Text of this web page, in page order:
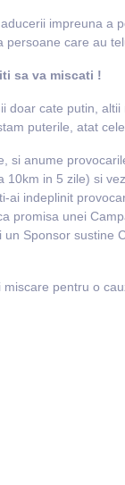
impreuna a
care au
sa va miscati !
doar cate putin,
puterile, atat
si anume
in 5 zile) si
ai indeplinit
promisa unei
Sponsor sustine
pentru o